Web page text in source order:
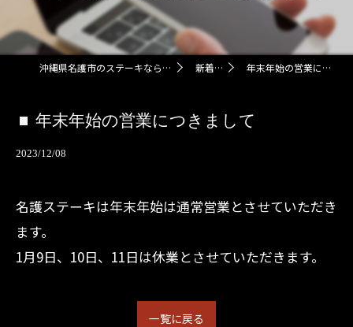
沖縄県名護市のステーキなら名護ステーキ 新着情報 年末年始の営業につきまして
年末年始の営業につきまして
2023/12/08
名護ステーキは年末年始は通常営業とさせていただき
ます。
1月9日、10日、11日は休業とさせていただきます。
一覧に戻る